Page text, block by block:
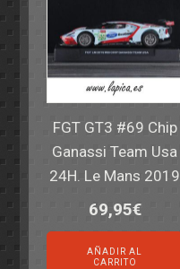
FGT GT3 #69 Chip
Ganassi Team Usa
24H. Le Mans 2019
69,95€
AÑADIR AL
CARRITO